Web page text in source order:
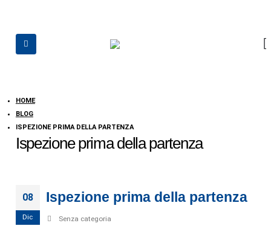
HOME
BLOG
ISPEZIONE PRIMA DELLA PARTENZA
Ispezione prima della partenza
08
Dic
Ispezione prima della partenza
Senza categoria